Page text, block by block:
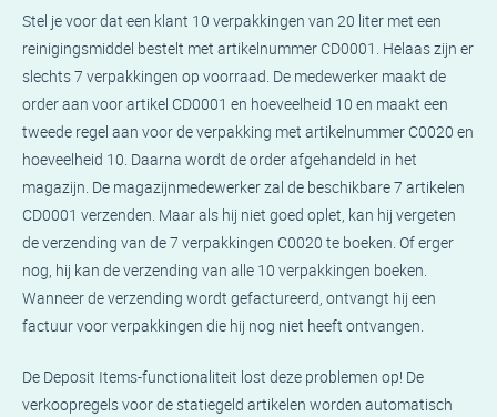
Stel je voor dat een klant 10 verpakkingen van 20 liter met een
reinigingsmiddel bestelt met artikelnummer CD0001. Helaas zijn er
slechts 7 verpakkingen op voorraad. De medewerker maakt de
order aan voor artikel CD0001 en hoeveelheid 10 en maakt een
tweede regel aan voor de verpakking met artikelnummer C0020 en
hoeveelheid 10. Daarna wordt de order afgehandeld in het
magazijn. De magazijnmedewerker zal de beschikbare 7 artikelen
CD0001 verzenden. Maar als hij niet goed oplet, kan hij vergeten
de verzending van de 7 verpakkingen C0020 te boeken. Of erger
nog, hij kan de verzending van alle 10 verpakkingen boeken.
Wanneer de verzending wordt gefactureerd, ontvangt hij een
factuur voor verpakkingen die hij nog niet heeft ontvangen.
De Deposit Items-functionaliteit lost deze problemen op! De
verkoopregels voor de statiegeld artikelen worden automatisch